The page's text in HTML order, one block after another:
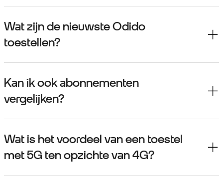
Wat zijn de nieuwste Odido
toestellen?
Kan ik ook abonnementen
vergelijken?
Wat is het voordeel van een toestel
met 5G ten opzichte van 4G?